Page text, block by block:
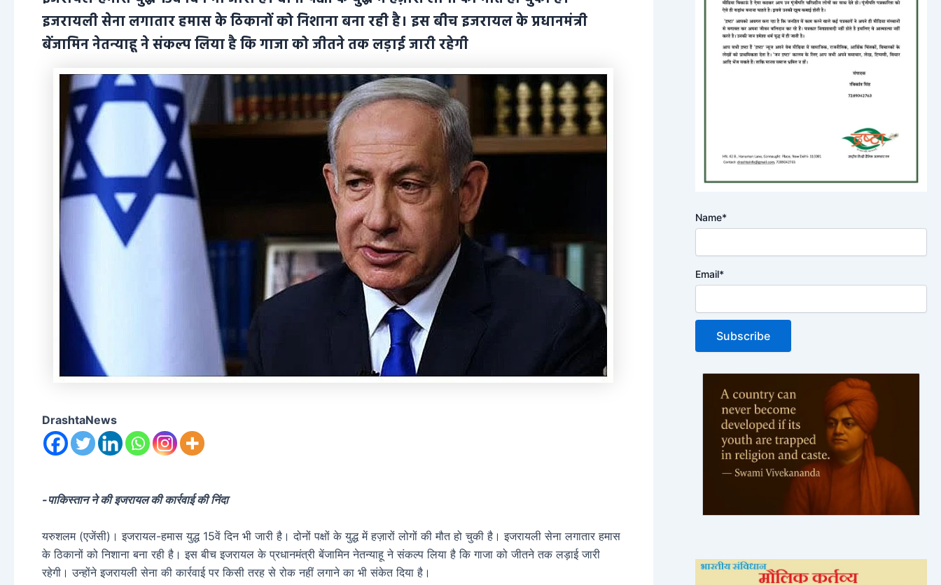
इजरायली सेना लगातार हमास के ठिकानों को निशाना बना रही है। इस बीच इजरायल के प्रधानमंत्री
बेंजामिन नेतन्याहू ने संकल्प लिया है कि गाजा को जीतने तक लड़ाई जारी रहेगी
DrashtaNews
-पाकिस्तान ने की इजरायल की कार्रवाई की निंदा
यरुशलम (एजेंसी)। इजरायल-हमास युद्ध 15वें दिन भी जारी है। दोनों पक्षों के युद्ध में हज़ारों लोगों की मौत हो चुकी है। इजरायली सेना लगातार हमास
के ठिकानों को निशाना बना रही है। इस बीच इजरायल के प्रधानमंत्री बेंजामिन नेतन्याहू ने संकल्प लिया है कि गाजा को जीतने तक लड़ाई जारी
रहेगी। उन्होंने इजरायली सेना की कार्रवाई पर किसी तरह से रोक नहीं लगाने का भी संकेत दिया है।
Name*
Email*